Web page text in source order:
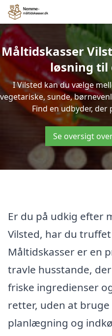
Måltidskasser
løsning til
I Vilsted kan du vælge
vegetariske, sunde,
Find en udbyder,
Se oversigt
Er du på udkig efter
Vilsted, har du
Måltidskasser er en
travle husstande,
friske ingredienser
retter, uden at
planlægning og